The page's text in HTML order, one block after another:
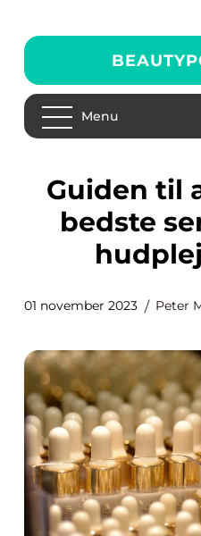
Menu
Guiden til at finde det
bedste
01 november 2023 Peter